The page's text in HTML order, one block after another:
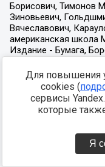
Для повышения
cookies (
сервисы
которые
Я